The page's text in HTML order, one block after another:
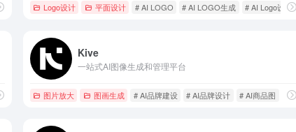
Logo设计 平面设计 # AI LOGO # AI LOGO生成 # AI Logo设计
Kive
一站式AI图像生成和管理平台
图片放大 图画生成 # AI品牌建设 # AI品牌设计 # AI商品图